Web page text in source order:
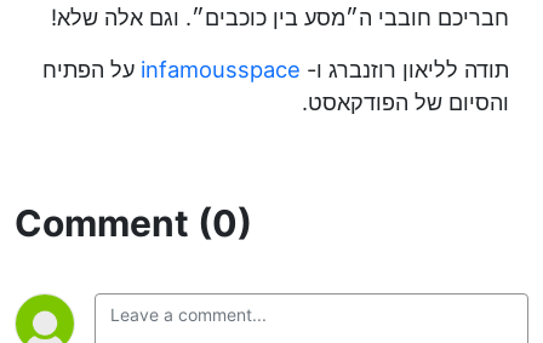
חבריכם חובבי ה״מסע בין כוכבים״. וגם אלה שלא!
תודה לליאון רוזנברג ו- infamousspace על הפתיח
והסיום של הפודקאסט.
Comment (0)